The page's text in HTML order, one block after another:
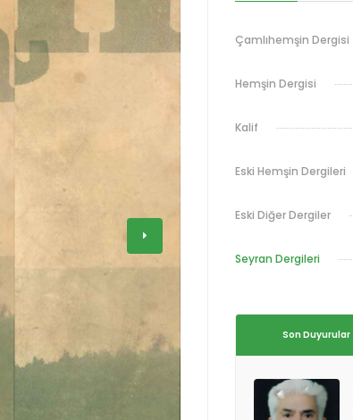
Çamlıhemşin Dergisi
Hemşin Dergisi
Kalif
Eski Hemşin Dergileri
Eski Diğer Dergiler
Seyran Dergileri
Son Duyurular